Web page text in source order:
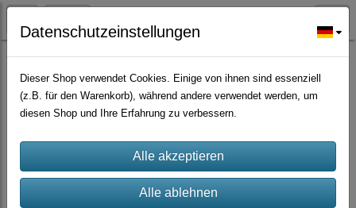
Bäume Sträucher Nadelbäume, Palmen
Datenschutzeinstellungen
Dieser Shop verwendet Cookies. Einige von ihnen sind essenziell
(z.B. für den Warenkorb), während andere verwendet werden, um
diesen Shop und Ihre Erfahrung zu verbessern.